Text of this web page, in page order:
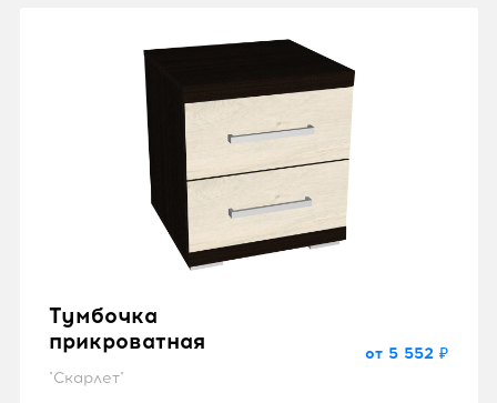
Тумбочка
прикроватная
"Скарлет"
от 5 552 ₽